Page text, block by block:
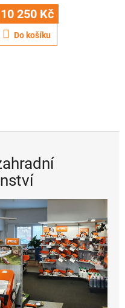
produktu
3,6
10 250 Kč
Do košíku